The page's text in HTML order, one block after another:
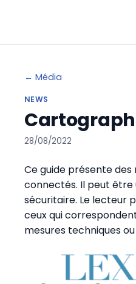
← Média
NEWS
28/08/2022
Ce guide présente
connectés. Il peut être
sécuritaire. Le lecteur
ceux qui
mesures techniques